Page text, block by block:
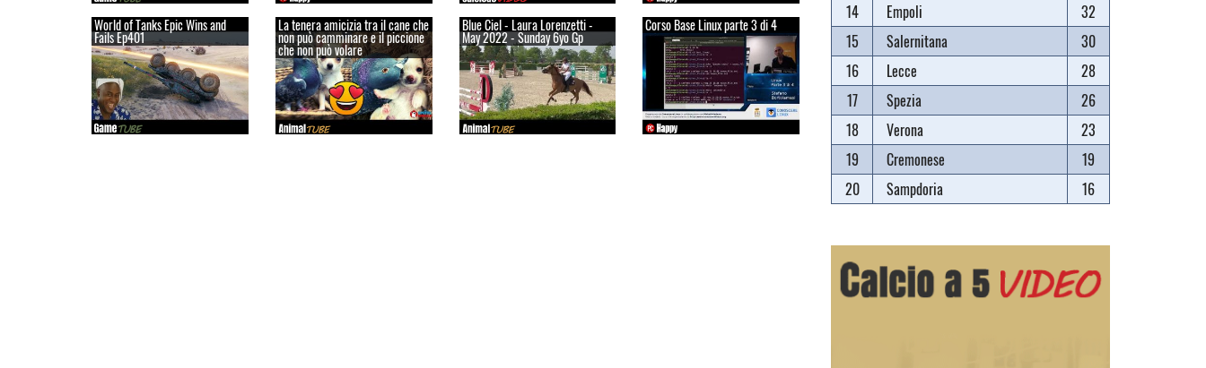
World of Tanks Epic Wins and
Fails Ep401
La tenera amicizia tra il cane che
non può camminare e il piccione
che non può volare
Blue Ciel - Laura Lorenzetti -
May 2022 - Sunday 6yo Gp
Corso Base Linux parte 3 di 4
14
Empoli
32
15
Salernitana
30
16
Lecce
28
17
Spezia
26
18
Verona
23
19
Cremonese
19
20
Sampdoria 16